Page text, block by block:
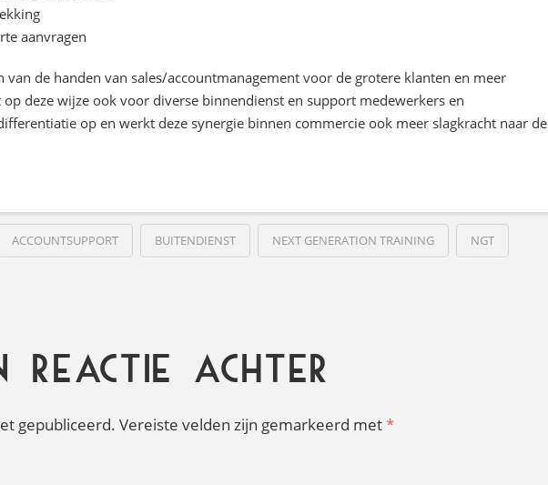
aanvragen
van de handen van sales/accountmanagement voor de grotere klanten en meer
deze wijze ook voor diverse binnendienst en support medewerkers en
op en werkt deze synergie binnen commercie ook meer slagkracht naar de
ACCOUNTSUPPORT BUITENDIENST NEXT GENERATION TRAINING NGT
reactie achter
gepubliceerd. Vereiste velden zijn gemarkeerd met *